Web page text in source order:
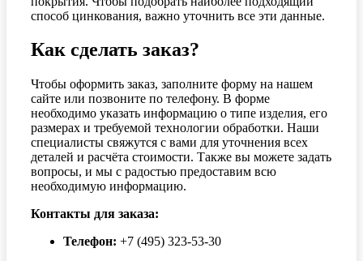
способ цинкования, важно уточнить все эти данные.
Как сделать заказ?
Чтобы оформить заказ, заполните форму на нашем
сайте или позвоните по телефону. В форме
необходимо указать информацию о типе изделия, его
размерах и требуемой технологии обработки. Наши
специалисты свяжутся с вами для уточнения всех
деталей и расчёта стоимости. Также вы можете задать
вопросы, и мы с радостью предоставим всю
необходимую информацию.
Контакты для заказа:
Телефон: +7 (495) 323-53-30